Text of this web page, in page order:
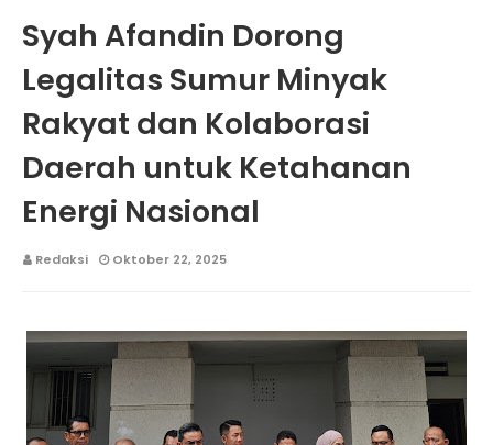
Syah Afandin Dorong
Legalitas Sumur Minyak
Rakyat dan Kolaborasi
Daerah untuk Ketahanan
Energi Nasional
Redaksi Oktober 22, 2025